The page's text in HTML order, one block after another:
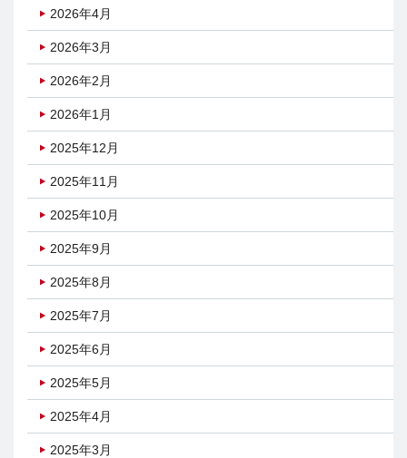
2026年4月
2026年3月
2026年2月
2026年1月
2025年12月
2025年11月
2025年10月
2025年9月
2025年8月
2025年7月
2025年6月
2025年5月
2025年4月
2025年3月